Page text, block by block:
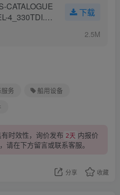
CATALOGUE
4_330TDI.pd
下载
2.5M
务
船用设备
时效性，询价发布 2天 内报价
请在下方留言或联系客服。
分享 收藏